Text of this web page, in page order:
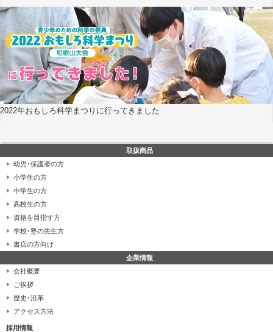
2022年おもしろ科学まつりに行ってきました
取扱商品
幼児･保護者の方
小学生の方
中学生の方
高校生の方
資格を目指す方
学校･塾の先生方
書店の方向け
企業情報
会社概要
ご挨拶
歴史･沿革
アクセス方法
採用情報